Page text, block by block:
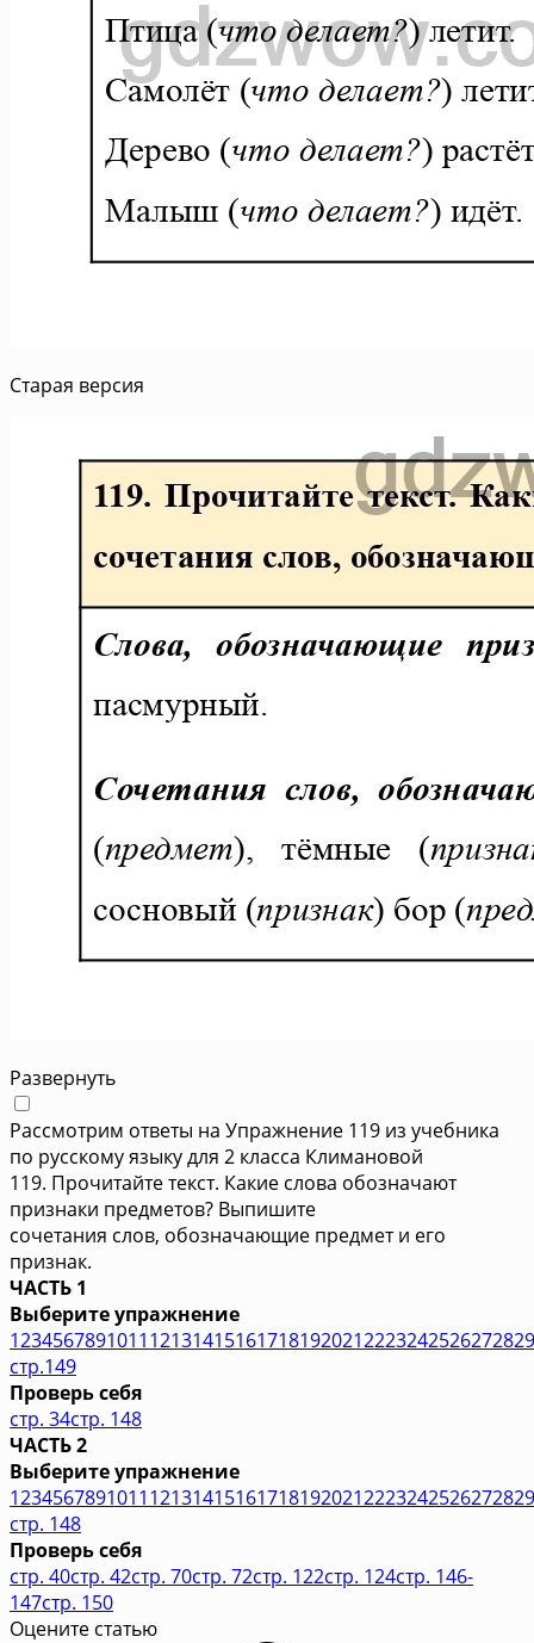
Старая версия
Развернуть
Рассмотрим ответы на Упражнение 119 из учебника
по русскому языку для 2 класса Климановой
119. Прочитайте текст. Какие слова обозначают
признаки предметов? Выпишите
сочетания слов, обозначающие предмет и его
признак.
ЧАСТЬ 1
Выберите упражнение
1234567891011121314151617181920212223242526272829
стр.149
Проверь себя
стр. 34стр. 148
ЧАСТЬ 2
Выберите упражнение
1234567891011121314151617181920212223242526272829
стр. 148
Проверь себя
стр. 40стр. 42стр. 70стр. 72стр. 122стр. 124стр. 146-
147стр. 150
Оцените статью